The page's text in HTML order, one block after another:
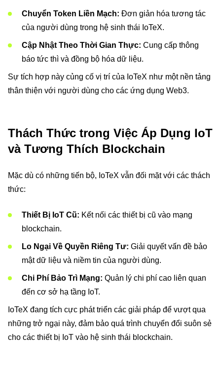
Chuyển Token Liền Mạch: Đơn giản hóa tương tác
của người dùng trong hệ sinh thái IoTeX.
Cập Nhật Theo Thời Gian Thực: Cung cấp thông
báo tức thì và đồng bộ hóa dữ liệu.
Sự tích hợp này củng cố vị trí của IoTeX như một nền tảng
thân thiện với người dùng cho các ứng dụng Web3.
Thách Thức trong Việc Áp Dụng IoT
và Tương Thích Blockchain
Mặc dù có những tiến bộ, IoTeX vẫn đối mặt với các thách
thức:
Thiết Bị IoT Cũ: Kết nối các thiết bị cũ vào mạng
blockchain.
Lo Ngại Về Quyền Riêng Tư: Giải quyết vấn đề bảo
mật dữ liệu và niềm tin của người dùng.
Chi Phí Bảo Trì Mạng: Quản lý chi phí cao liên quan
đến cơ sở hạ tầng IoT.
IoTeX đang tích cực phát triển các giải pháp để vượt qua
những trở ngại này, đảm bảo quá trình chuyển đổi suôn sẻ
cho các thiết bị IoT vào hệ sinh thái blockchain.